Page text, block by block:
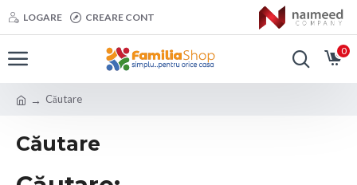
LOGARE CREARE CONT
0
Căutare
Căutare